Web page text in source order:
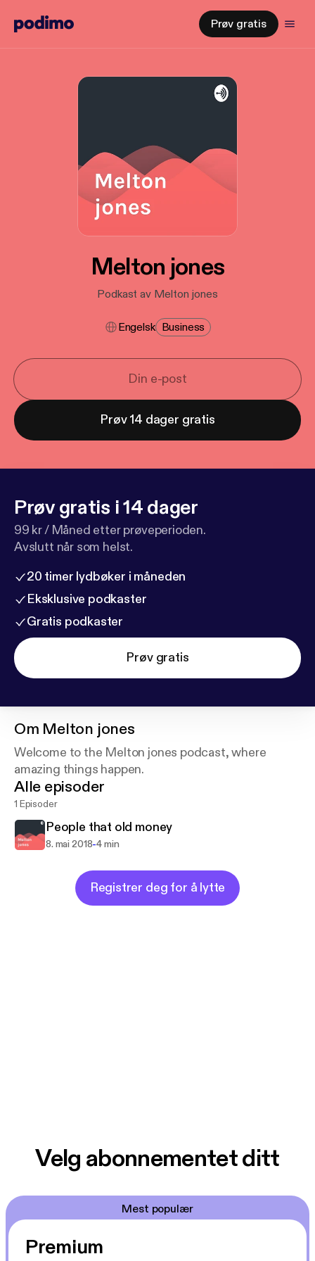
Prøv gratis
Melton jones
Podkast av Melton jones
Engelsk Business
Prøv 14 dager gratis
Prøv gratis i 14 dager
99 kr / Måned etter prøveperioden.
Avslutt når som helst.
20 timer lydbøker i måneden
Eksklusive podkaster
Gratis podkaster
Prøv gratis
Om Melton jones
Welcome to the Melton jones podcast, where
amazing things happen.
Alle episoder
1 Episoder
People that old money
8. mai 2018-4 min
Registrer deg for å lytte
Velg abonnementet ditt
Mest populær
Premium